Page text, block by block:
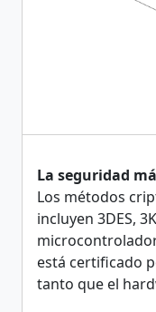
La seguridad
Los métodos
incluyen 3DES,
está certificado
tanto que el